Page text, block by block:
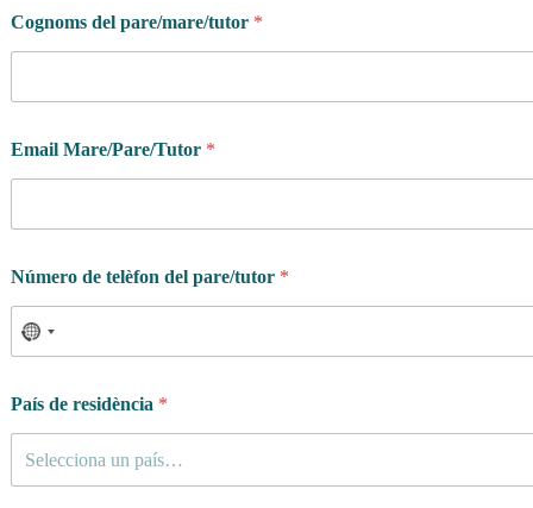
Cognoms del pare/mare/tutor *
Email Mare/Pare/Tutor *
Número de telèfon del pare/tutor *
País de residència *
Selecciona un país…